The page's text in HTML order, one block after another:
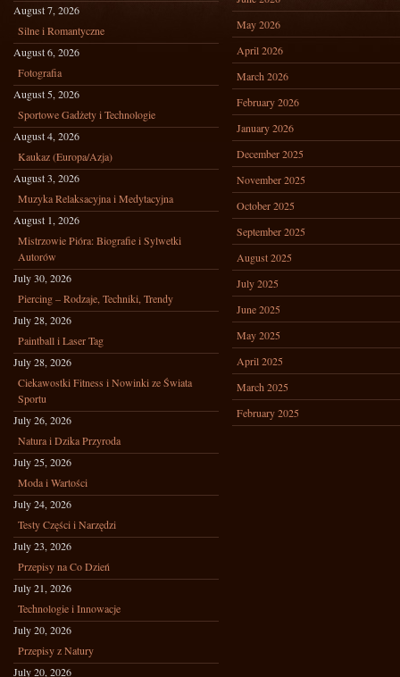
August 7, 2026
Silne i Romantyczne
August 6, 2026
Fotografia
August 5, 2026
Sportowe Gadżety i Technologie
August 4, 2026
Kaukaz (Europa/Azja)
August 3, 2026
Muzyka Relaksacyjna i Medytacyjna
August 1, 2026
Mistrzowie Pióra: Biografie i Sylwetki
Autorów
July 30, 2026
Piercing – Rodzaje, Techniki, Trendy
July 28, 2026
Paintball i Laser Tag
July 28, 2026
Ciekawostki Fitness i Nowinki ze Świata
Sportu
July 26, 2026
Natura i Dzika Przyroda
July 25, 2026
Moda i Wartości
July 24, 2026
Testy Części i Narzędzi
July 23, 2026
Przepisy na Co Dzień
July 21, 2026
Technologie i Innowacje
July 20, 2026
Przepisy z Natury
July 20, 2026
May 2026
April 2026
March 2026
February 2026
January 2026
December 2025
November 2025
October 2025
September 2025
August 2025
July 2025
June 2025
May 2025
April 2025
March 2025
February 2025